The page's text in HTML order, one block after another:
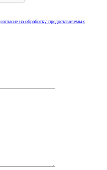
согласие на обработку предоставляемых